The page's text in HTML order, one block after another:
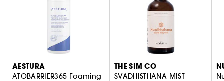
AESTURA
ATOBARRIER365 Foaming
THE SIM CO
SVADHISTHANA MIST